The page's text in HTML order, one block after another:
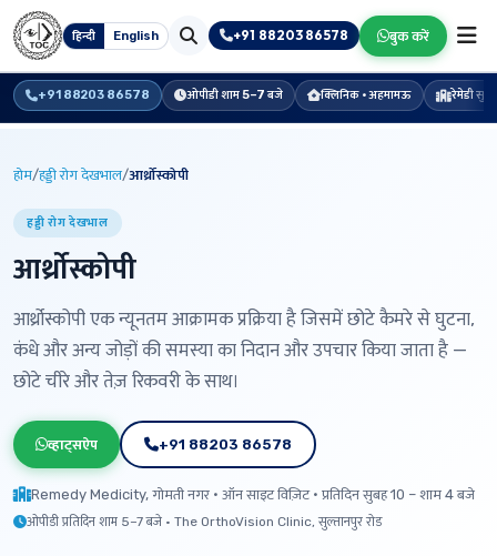
हिन्दी English +91 88203 86578 बुक करें
+91 88203 86578 ओपीडी शाम 5–7 बजे क्लिनिक · अहमामऊ रेमेडी
होम/हड्डी रोग देखभाल/आर्थ्रोस्कोपी
हड्डी रोग देखभाल
आर्थ्रोस्कोपी
आर्थ्रोस्कोपी एक न्यूनतम आक्रामक प्रक्रिया है जिसमें छोटे कैमरे से घुटना,
कंधे और अन्य जोड़ों की समस्या का निदान और उपचार किया जाता है —
छोटे चीरे और तेज़ रिकवरी के साथ।
व्हाट्सऐप +91 88203 86578
Remedy Medicity, गोमती नगर · ऑन साइट विज़िट · प्रतिदिन सुबह 10 – शाम 4 बजे
ओपीडी प्रतिदिन शाम 5–7 बजे · The OrthoVision Clinic, सुल्तानपुर रोड